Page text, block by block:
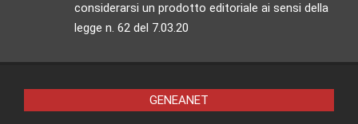
considerarsi un prodotto editoriale ai sensi della
legge n. 62 del 7.03.20
GENEANET